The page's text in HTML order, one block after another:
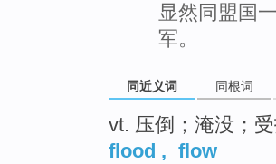
显然同盟国
军。
同近义词 同根词
vt. 压倒；淹没；
flood , flow